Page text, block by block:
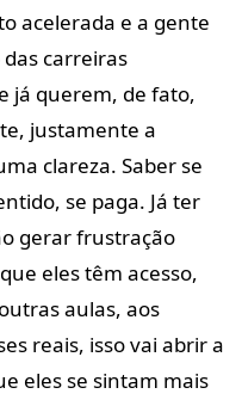
acelerada e a gente
carreiras
já querem, de fato,
justamente a
clareza. Saber se
se paga. Já ter
gerar frustração
eles têm acesso,
aulas, aos
reais, isso vai abrir a
eles se sintam mais